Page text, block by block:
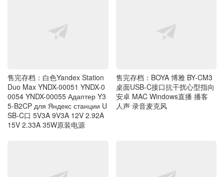
售完存档：白色Yandex Station
Duo Max YNDX-00051 YNDX-0
0054 YNDX-00055 Адаптер Y3
5-B2CP для Яндекс станции U
SB-C口 5V3A 9V3A 12V 2.92A
15V 2.33A 35W原装电源
售完存档：BOYA 博雅 BY-CM3
桌面USB-C接口抗干扰心型指向
安卓 MAC Windows直播 播客
人声 录音麦克风